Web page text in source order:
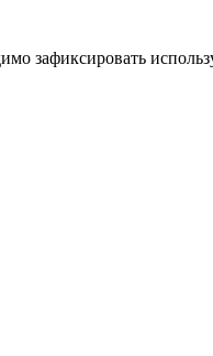
зафиксировать